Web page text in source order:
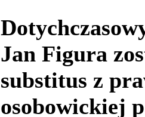
Jan Figura
substitus z
osobowickiej